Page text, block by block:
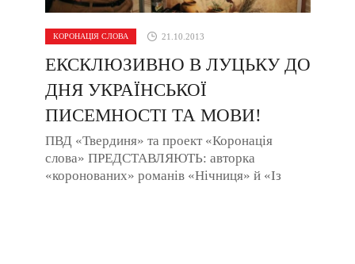
КОРОНАЦІЯ СЛОВА 21.10.2013
ЕКСКЛЮЗИВНО В ЛУЦЬКУ ДО
ДНЯ УКРАЇНСЬКОЇ
ПИСЕМНОСТІ ТА МОВИ!
ПВД «Твердиня» та проект «Коронація
слова» ПРЕДСТАВЛЯЮТЬ: авторка
«коронованих» романів «Нічниця» й «Із